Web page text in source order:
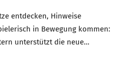
entdecken, Hinweise
in Bewegung kommen:
unterstützt die neue…